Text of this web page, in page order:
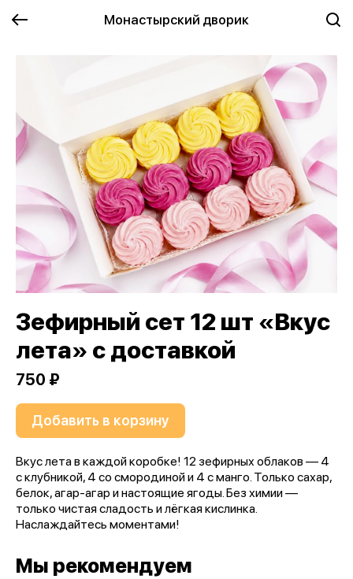
Монастырский дворик
Зефирный сет 12 шт «Вкус
лета» с доставкой
750 ₽
Добавить в корзину
Вкус лета в каждой коробке! 12 зефирных облаков — 4
с клубникой, 4 со смородиной и 4 с манго. Только сахар,
белок, агар-агар и настоящие ягоды. Без химии —
только чистая сладость и лёгкая кислинка.
Наслаждайтесь моментами!
Мы рекомендуем